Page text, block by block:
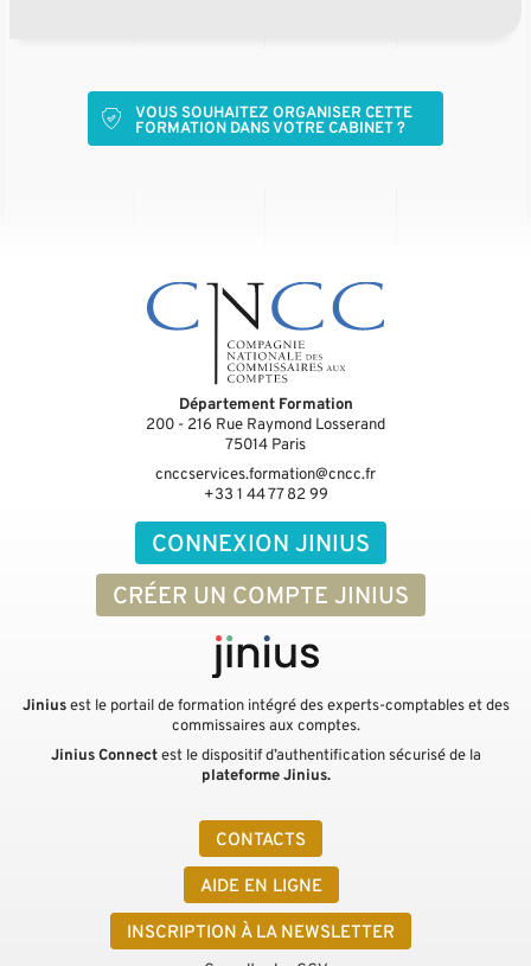
VOUS SOUHAITEZ ORGANISER CETTE
FORMATION DANS VOTRE CABINET ?
CONNEXION JINIUS
CRÉER UN COMPTE JINIUS
CONTACTS
AIDE EN LIGNE
INSCRIPTION À LA NEWSLETTER
Département Formation
200 - 216 Rue Raymond Losserand
75014 Paris
cnccservices.formation@cncc.fr
+33 1 44 77 82 99
Jiniusest le portail de formation intégré des experts-comptables et des
commissaires aux comptes.
Jinius Connectest le dispositif d’authentification sécurisé de la
plateforme Jinius.